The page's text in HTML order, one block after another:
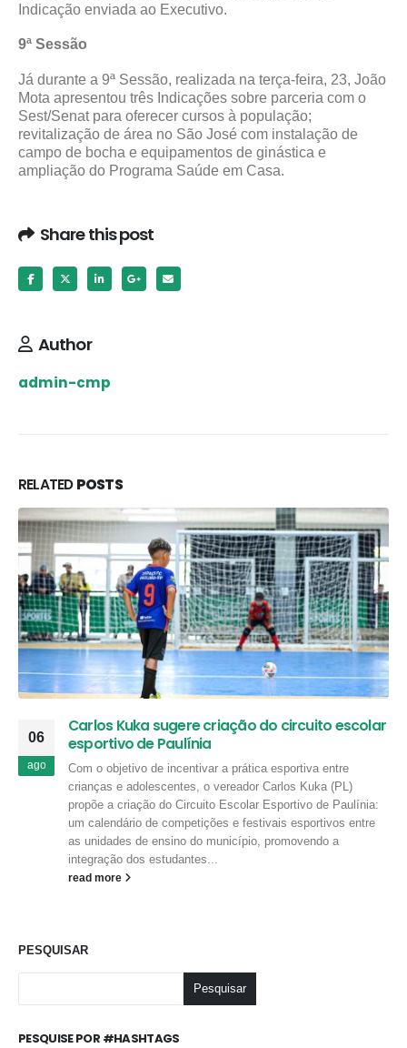
Indicação enviada ao Executivo.
9ª Sessão
Já durante a 9ª Sessão, realizada na terça-feira, 23, João
Mota apresentou três Indicações sobre parceria com o
Sest/Senat para oferecer cursos à população;
revitalização de área no São José com instalação de
campo de bocha e equipamentos de ginástica e
ampliação do Programa Saúde em Casa.
Share this post
Author
admin-cmp
RELATEDPOSTS
06
ago
Carlos Kuka sugere criação do circuito escolar
esportivo de Paulínia
Com o objetivo de incentivar a prática esportiva entre
crianças e adolescentes, o vereador Carlos Kuka (PL)
propõe a criação do Circuito Escolar Esportivo de Paulínia:
um calendário de competições e festivais esportivos entre
as unidades de ensino do município, promovendo a
integração dos estudantes...
read more
PESQUISAR
Pesquisar
PESQUISE POR #HASHTAGS